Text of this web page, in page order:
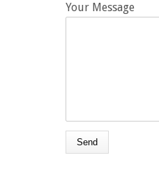
Your Message